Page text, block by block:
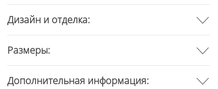
Дизайн и отделка:
Размеры:
Дополнительная информация: